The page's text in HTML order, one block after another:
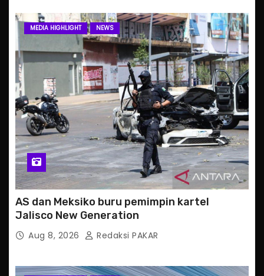
MEDIA HIGHLIGHT NEWS
AS dan Meksiko buru pemimpin kartel
Jalisco New Generation
Aug 8, 2026 Redaksi PAKAR